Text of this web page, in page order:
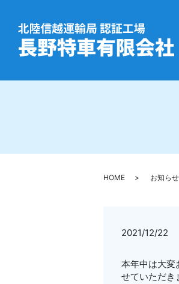
HOME お知らせ
2021/12/22
本年中は大変
せていただき